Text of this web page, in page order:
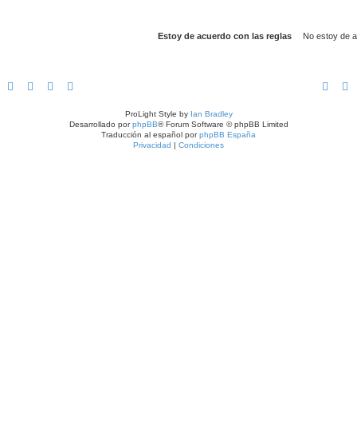
ProLight Style by Ian Bradley
Desarrollado porphpBB® Forum Software © phpBB Limited
Traducción al español porphpBB España
Privacidad | Condiciones